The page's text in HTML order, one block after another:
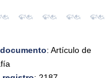
: Artículo de